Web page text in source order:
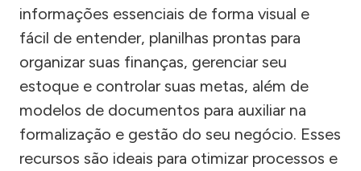
informações essenciais de forma visual e
fácil de entender, planilhas prontas para
organizar suas finanças, gerenciar seu
estoque e controlar suas metas, além de
modelos de documentos para auxiliar na
formalização e gestão do seu negócio. Esses
recursos são ideais para otimizar processos e